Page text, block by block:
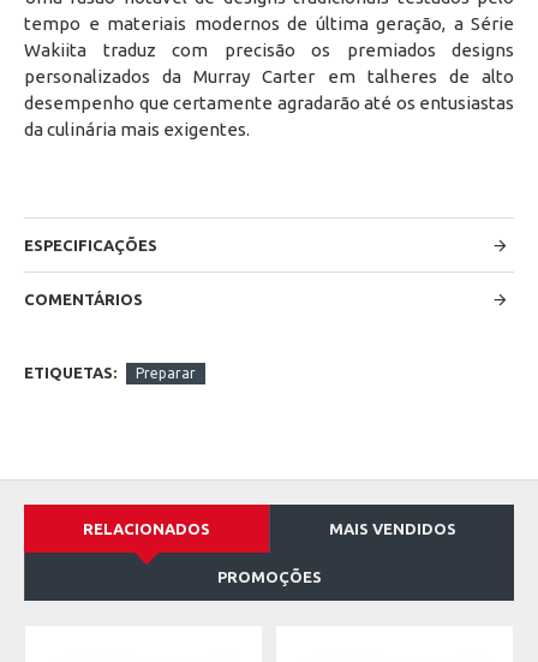
tempo e materiais modernos de última geração, a Série
Wakiita traduz com precisão os premiados designs
personalizados da Murray Carter em talheres de alto
desempenho que certamente agradarão até os entusiastas
da culinária mais exigentes.
ESPECIFICAÇÕES
COMENTÁRIOS
ETIQUETAS: Preparar
RELACIONADOS MAIS VENDIDOS
PROMOÇÕES